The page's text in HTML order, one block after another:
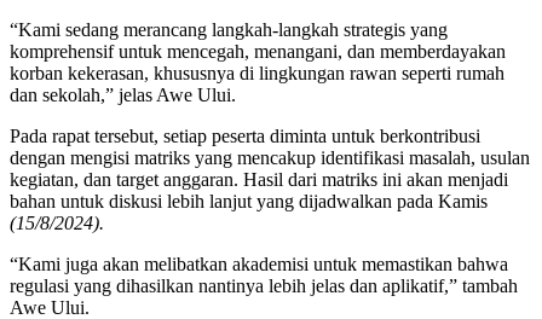
“Kami sedang merancang langkah-langkah strategis yang
komprehensif untuk mencegah, menangani, dan memberdayakan
korban kekerasan, khususnya di lingkungan rawan seperti rumah
dan sekolah,” jelas Awe Ului.
Pada rapat tersebut, setiap peserta diminta untuk berkontribusi
dengan mengisi matriks yang mencakup identifikasi masalah, usulan
kegiatan, dan target anggaran. Hasil dari matriks ini akan menjadi
bahan untuk diskusi lebih lanjut yang dijadwalkan pada Kamis
(15/8/2024).
“Kami juga akan melibatkan akademisi untuk memastikan bahwa
regulasi yang dihasilkan nantinya lebih jelas dan aplikatif,” tambah
Awe Ului.